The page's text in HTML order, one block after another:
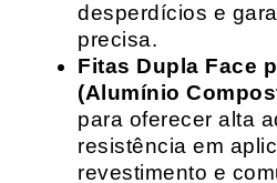
desperdícios e
precisa.
Fitas Dupla Face
(Alumínio
para oferecer alta
resistência em
revestimento e